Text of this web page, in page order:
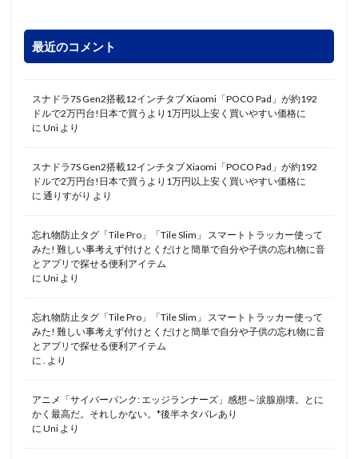
最近のコメント
スナドラ7S Gen2搭載12インチタブ Xiaomi「POCO Pad」が約192
ドルで2万円台!日本で買うより1万円以上安く買いやすい価格に
に Uni より
スナドラ7S Gen2搭載12インチタブ Xiaomi「POCO Pad」が約192
ドルで2万円台!日本で買うより1万円以上安く買いやすい価格に
に 通りすがり より
忘れ物防止タグ「Tile Pro」「Tile Slim」 スマートトラッカー使って
みた! 難しい事考えず付けとくだけと簡単で自分や子供の忘れ物に音
とアプリで探せる便利アイテム
に Uni より
忘れ物防止タグ「Tile Pro」「Tile Slim」 スマートトラッカー使って
みた! 難しい事考えず付けとくだけと簡単で自分や子供の忘れ物に音
とアプリで探せる便利アイテム
に
より
アニメ「サイバーパンク: エッジランナーズ」感想～涙腺崩壊。とに
かく最高だ。それしかない。*後半ネタバレあり
に Uni より